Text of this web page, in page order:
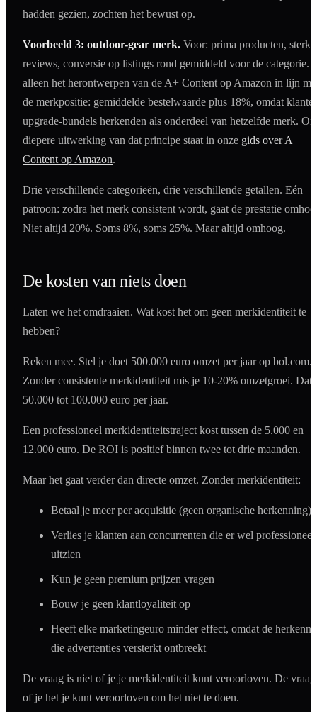
hadden gezien, zochten het bewust op.
Voorbeeld 3: outdoor-gear merk. Voor: prima producten, sterke
reviews, conversie op listings rond gemiddeld voor de categorie.
alleen het herontwerpen van de A+ Content op Amazon in lijn
de merkpositie: gemiddelde bestelwaarde plus 18%, omdat
upgrade-bundels herkenden als onderdeel van hetzelfde merk.
diepere uitwerking van dat principe staat in onze gids over A+
Content op Amazon.
Drie verschillende categorieën, drie verschillende getallen. Eén
patroon: zodra het merk consistent wordt, gaat de prestatie
Niet altijd 20%. Soms 8%, soms 25%. Maar altijd omhoog.
De kosten van niets doen
Laten we het omdraaien. Wat kost het om geen merkidentiteit te
hebben?
Reken mee. Stel je doet 500.000 euro omzet per jaar op bol.com.
Zonder consistente merkidentiteit mis je 10-20% omzetgroei. Dat
50.000 tot 100.000 euro per jaar.
Een professioneel merkidentiteitstraject kost tussen de 5.000 en
12.000 euro. De ROI is positief binnen twee tot drie maanden.
Maar het gaat verder dan directe omzet. Zonder merkidentiteit:
Betaal je meer per acquisitie (geen organische herkenning)
Verlies je klanten aan concurrenten die er wel professioneel
uitzien
Kun je geen premium prijzen vragen
Bouw je geen klantloyaliteit op
Heeft elke marketingeuro minder effect, omdat de
die advertenties versterkt ontbreekt
De vraag is niet of je je merkidentiteit kunt veroorloven. De
of je het je kunt veroorloven om het niet te doen.